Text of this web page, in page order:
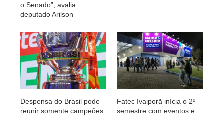
o Senado”, avalia
deputado Arilson
Despensa do Brasil pode
reunir somente campeões
Fatec Ivaiporã inícia o 2º
semestre com eventos e